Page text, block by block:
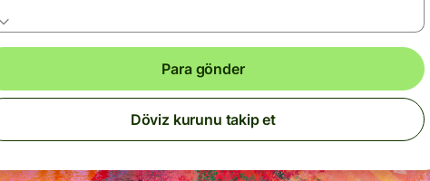
Para gönder
Döviz kurunu takip et